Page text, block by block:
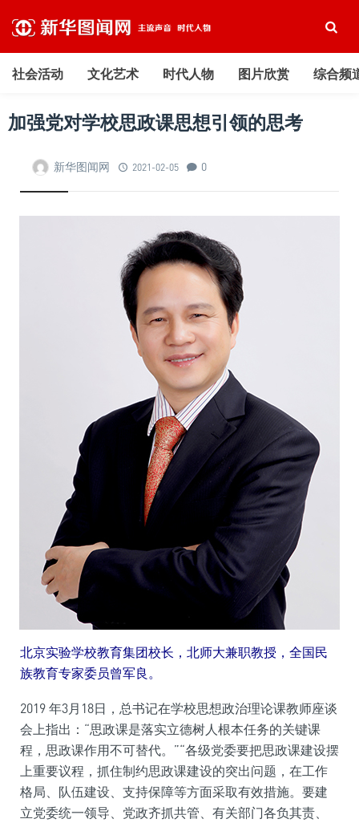
社会活动 文化艺术 时代人物 图片欣赏 综合频
加强党对学校思政课思想引领的思考
新华图闻网 2021-02-05 0
北京实验学校教育集团校长，北师大兼职教授，全国民
族教育专家委员曾军良。
2019 年3月18日，总书记在学校思想政治理论课教师座谈
会上指出：“思政课是落实立德树人根本任务的关键课
程，思政课作用不可替代。”“各级党委要把思政课建设摆
上重要议程，抓住制约思政课建设的突出问题，在工作
格局、队伍建设、支持保障等方面采取有效措施。要建
立党委统一领导、党政齐抓共管、有关部门各负其责、